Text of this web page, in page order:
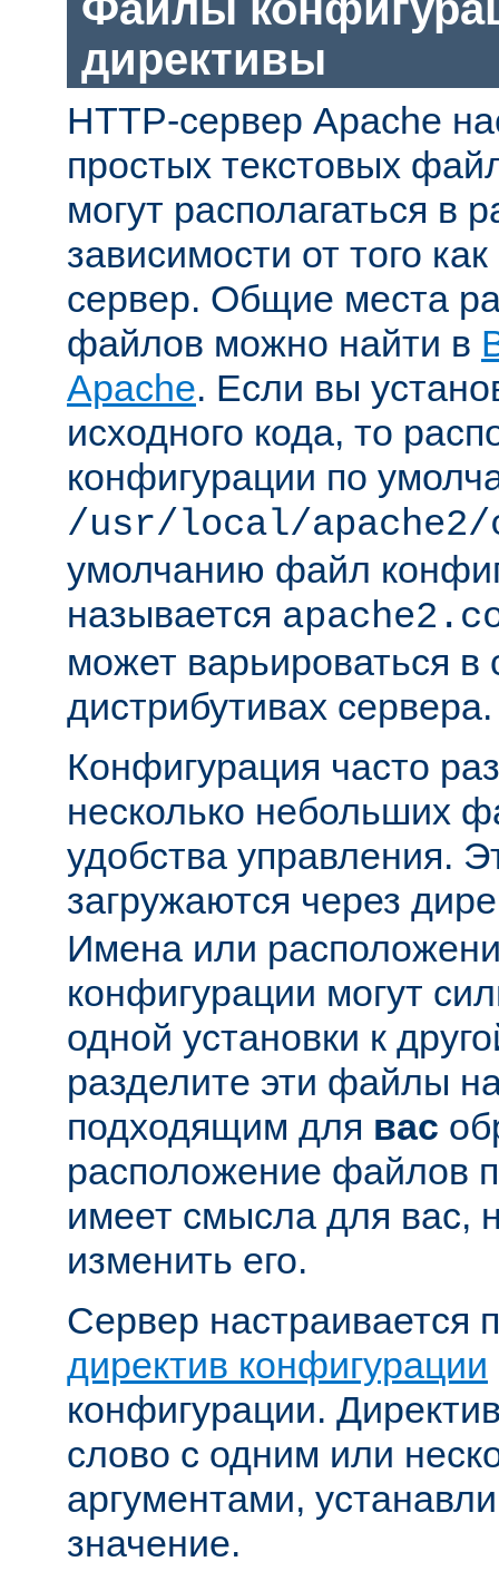
директивы
HTTP-сервер Apache
простых текстовых
могут располагаться в
зависимости от того
сервер. Общие места
файлов можно найти в
Apache. Если вы
исходного кода, то
конфигурации по
/usr/local/apache2/
умолчанию файл
называется
может варьироваться в
дистрибутивах сервера.
Конфигурация часто
несколько небольших
удобства управления.
загружаются через
Имена или
конфигурации могут
одной установки к
разделите эти файлы
подходящим для вас
расположение файлов
имеет смысла для вас,
изменить его.
Сервер настраивается
директив конфигурации
конфигурации.
слово с одним или
аргументами,
значение.